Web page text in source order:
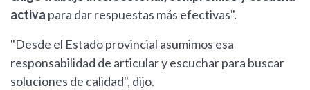
activa para dar respuestas más efectivas".
"Desde el Estado provincial asumimos esa
responsabilidad de articular y escuchar para buscar
soluciones de calidad", dijo.